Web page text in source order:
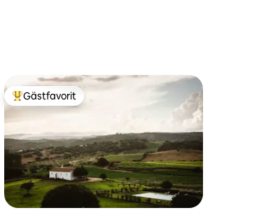
betyg, 104 omdömen
Populär gästfavorit
Gästfavorit